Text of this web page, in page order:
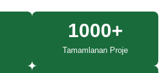
1000+
Tamamlanan Proje